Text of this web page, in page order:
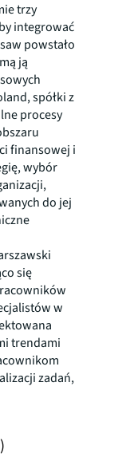
trzy
integrować
powstało
ją
spółki z
procesy
finansowej i
wybór
do jej
się
w
trendami
zadań,